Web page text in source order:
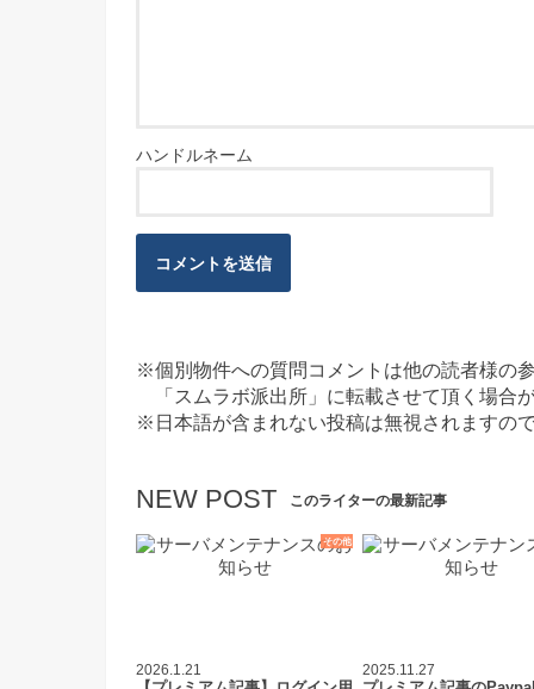
※個別物件への質問コメントは他の読者様の
「スムラボ派出所」に転載させて頂く場合
※日本語が含まれない投稿は無視されますの
NEW POST このライターの最新記事
その他
2026.1.21
2025.11.27